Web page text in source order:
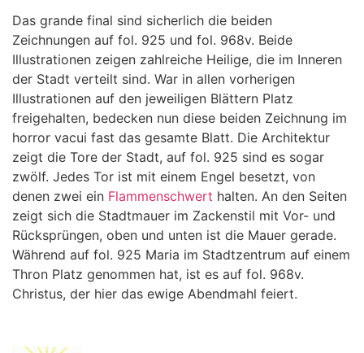
Das grande final sind sicherlich die beiden
Zeichnungen auf fol. 925 und fol. 968v. Beide
Illustrationen zeigen zahlreiche Heilige, die im Inneren
der Stadt verteilt sind. War in allen vorherigen
Illustrationen auf den jeweiligen Blättern Platz
freigehalten, bedecken nun diese beiden Zeichnung im
horror vacui fast das gesamte Blatt. Die Architektur
zeigt die Tore der Stadt, auf fol. 925 sind es sogar
zwölf. Jedes Tor ist mit einem Engel besetzt, von
denen zwei ein Flammenschwert halten. An den Seiten
zeigt sich die Stadtmauer im Zackenstil mit Vor- und
Rücksprüngen, oben und unten ist die Mauer gerade.
Während auf fol. 925 Maria im Stadtzentrum auf einem
Thron Platz genommen hat, ist es auf fol. 968v.
Christus, der hier das ewige Abendmahl feiert.